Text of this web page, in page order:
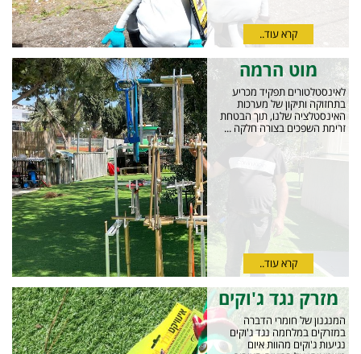
קרא עוד..
מוט הרמה
לאינסטלטורים תפקיד מכריע
בתחזוקה ותיקון של מערכות
האינסטלציה שלנו, תוך הבטחת
זרימת השפכים בצורה חלקה ...
קרא עוד..
מזרק נגד ג'וקים
המנגנון של חומרי הדברה
במזרקים במלחמה נגד ג'וקים
נגיעות ג'וקים מהוות איום